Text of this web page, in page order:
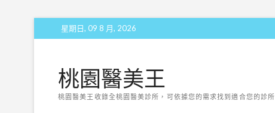
to
星期日, 09 8 月, 2026
桃園醫美王
桃園醫美王收錄全桃園醫美診所，可依據您的需求找到適合您的診所